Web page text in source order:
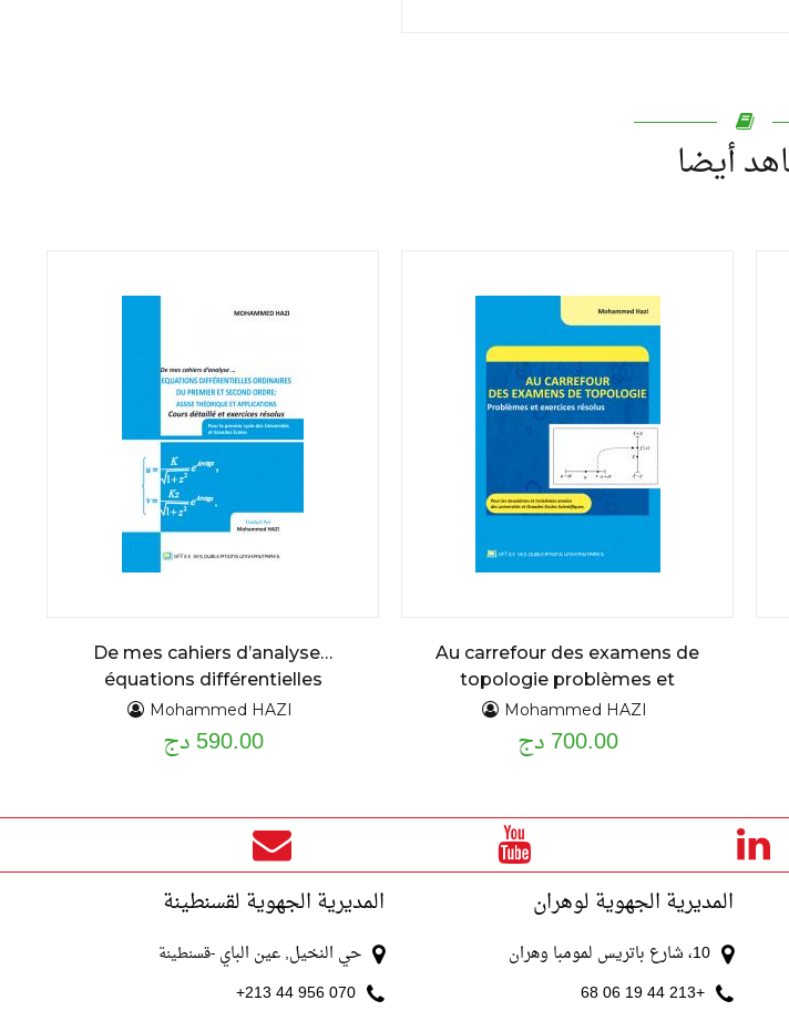
أيضا
Au carrefour des examens de
topologie problèmes et
exercices résolus
Mohammed HAZI
700.00 دج
De mes cahiers d’analyse…
équations différentielles
ordinaires du premier et second
ordre : assise théorique et
applications cours détaillé et
Mohammed HAZI
590.00 دج
المديرية الجهوية لوهران
10، شارع باتريس لمومبا وهران
+213 44 19 06 68
المديرية الجهوية لقسنطينة
حي النخيل, عين الباي -قسنطينة
070 956 44 213+